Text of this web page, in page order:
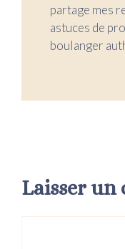
partage mes
astuces de
boulanger
Laisser